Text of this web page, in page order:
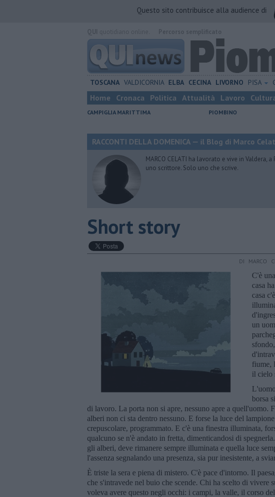
Questo sito contribuisce alla audience di
TOSCANA VALDICORNIA ELBA CECINA LIVORNO PISA
Home Cronaca Politica Attualità Lavoro
CAMPIGLIA MARITTIMA PIOMBINO
RACCONTI DELLA DOMENICA — il Blog di Marco
MARCO CELATI ha lavorato e vive in Valdera,
uno scrittore. Solo uno che scrive.
Short story
DI MARCO
C'è
casa
casa
un
fiume,
il cielo
borsa
di lavoro. La porta non si apre, nessuno apre a quell'uomo.
alberi non ci sta dentro nessuno. E forse la luce del
crepuscolare, programmato. E c'è una finestra illuminata,
qualcuno se n'è andato in fretta, dimenticandosi di
gli alberi, deve rimanere sempre illuminata e quella luce
l'assenza segnalando una presenza, sia pur inesistente, a
È triste la sera e piena di mistero. C'è pace d'intorno. Il
che s'intravede nel buio che scende. Chi ha scelto di vivere
voleva avere questo negli occhi: i campi, la valle, il corso